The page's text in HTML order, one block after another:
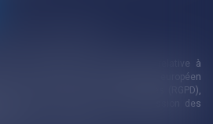
sont obligatoires.
17 du 6 janvier 1978 modifiée relative à
aux libertés, et au règlement européen
sur la Protection des Données (RGPD),
de rectification, de suppression des